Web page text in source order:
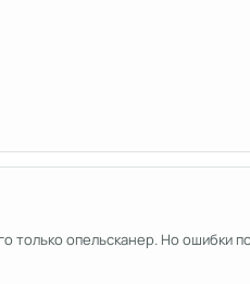
только опельсканер. Но ошибки